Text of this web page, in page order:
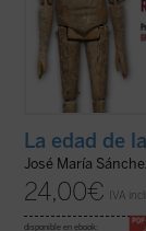
La edad de
José María
24,00€ IVA
disponible en ebook: